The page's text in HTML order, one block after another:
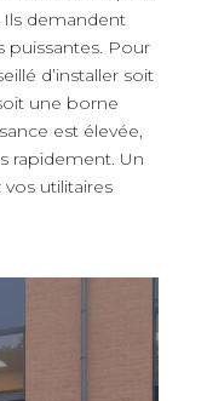
Ils demandent
puissantes. Pour
d’installer soit
une borne
est élevée,
rapidement. Un
utilitaires